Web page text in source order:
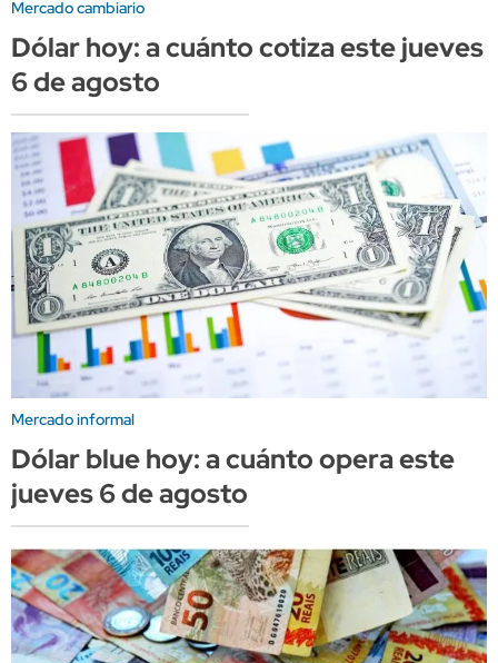
Mercado cambiario
Dólar hoy: a cuánto cotiza este jueves
6 de agosto
Mercado informal
Dólar blue hoy: a cuánto opera este
jueves 6 de agosto